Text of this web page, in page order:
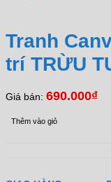
Tranh
trí TRỪU
Giá bán: 690.000₫
Thêm vào giỏ